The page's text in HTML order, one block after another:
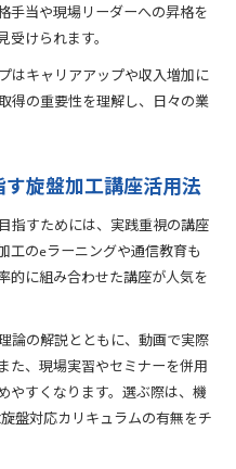
手当や現場リーダーへの昇格を
けられます。
はキャリアアップや収入増加に
得の重要性を理解し、日々の業
旋盤加工講座活用法
指すためには、実践重視の講座
工のeラーニングや通信教育も
的に組み合わせた講座が人気を
論の解説とともに、動画で実際
た、現場実習やセミナーを併用
やすくなります。選ぶ際は、機
盤対応カリキュラムの有無をチ